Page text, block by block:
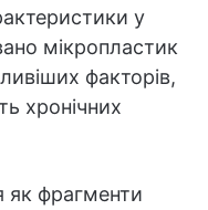
у
мікропластик
факторів,
хронічних
як фрагменти